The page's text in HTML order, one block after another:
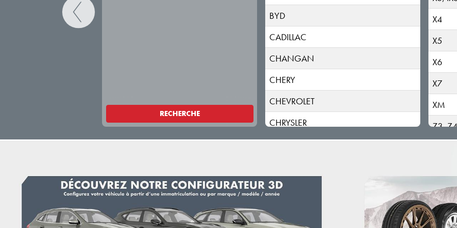
RECHERCHE
BYD
CADILLAC
CHANGAN
CHERY
CHEVROLET
CHRYSLER
DACIA (RENAULT)
X4
X5
X6
X7
XM
Z3, Z4